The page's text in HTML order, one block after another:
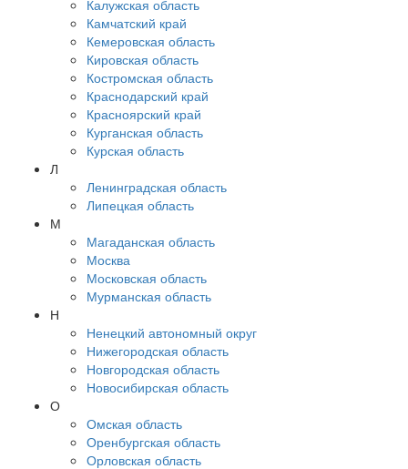
Калужская область
Камчатский край
Кемеровская область
Кировская область
Костромская область
Краснодарский край
Красноярский край
Курганская область
Курская область
Л
Ленинградская область
Липецкая область
М
Магаданская область
Москва
Московская область
Мурманская область
Н
Ненецкий автономный округ
Нижегородская область
Новгородская область
Новосибирская область
О
Омская область
Оренбургская область
Орловская область